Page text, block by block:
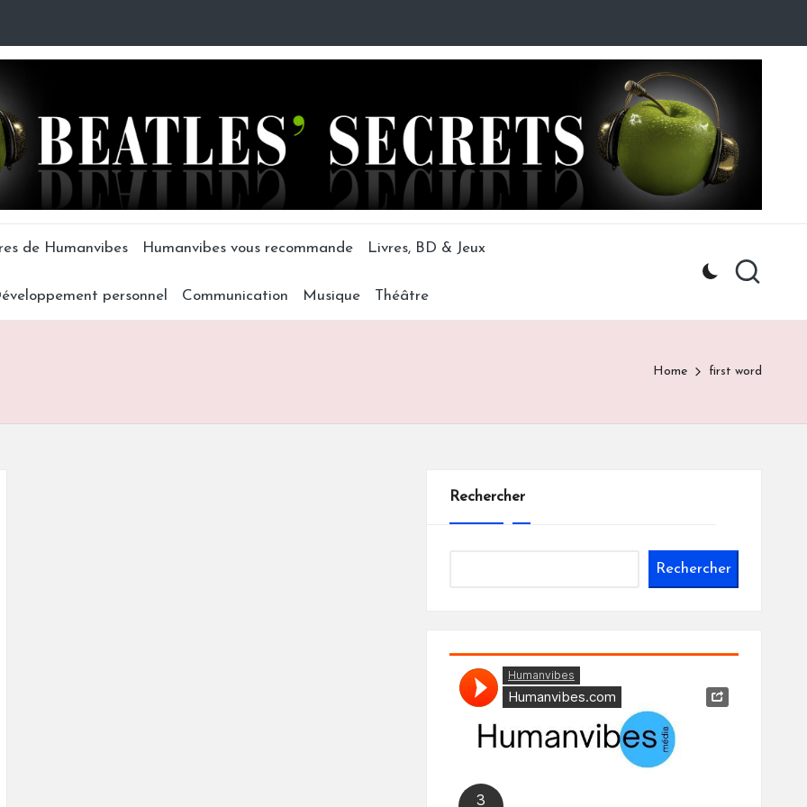
de Humanvibes Humanvibes vous recommande Livres, BD & Jeux
personnel Communication Musique Théâtre
Home first word
Rechercher
Rechercher